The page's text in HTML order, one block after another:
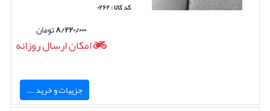
کد کالا : ۰۲۶۲
۸/۲۲۰/۰۰۰تومان
امکان ارسال روزانه
جزییات و خرید ...